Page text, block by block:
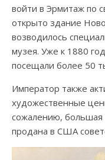
войти в Эрмитаж по
открыто здание
возводилось
музея. Уже к 1880
посещали более 50
Император также
художественные
сожалению, большая
продана в США